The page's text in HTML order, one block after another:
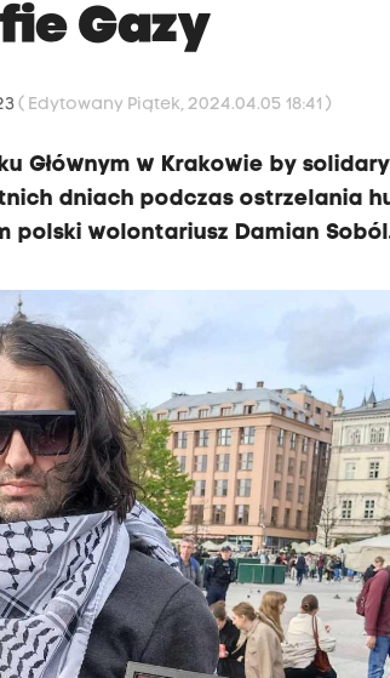
Gazy
( Edytowany Piątek, 2024.04.05 18:41 )
Głównym w Krakowie by
dniach podczas ostrzelania
polski wolontariusz Damian